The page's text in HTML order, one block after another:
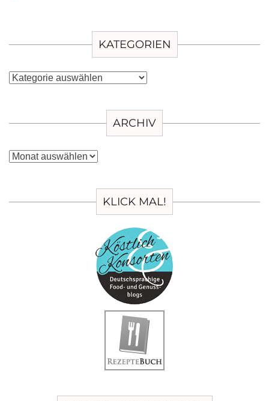
KATEGORIEN
Kategorien
ARCHIV
Archiv
KLICK MAL!